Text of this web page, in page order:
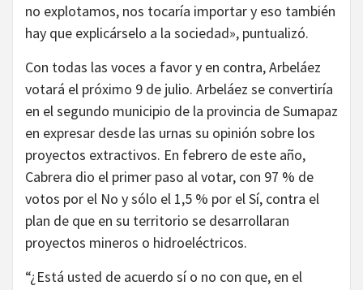
no explotamos, nos tocaría importar y eso también
hay que explicárselo a la sociedad», puntualizó.
Con todas las voces a favor y en contra, Arbeláez
votará el próximo 9 de julio. Arbeláez se convertiría
en el segundo municipio de la provincia de Sumapaz
en expresar desde las urnas su opinión sobre los
proyectos extractivos. En febrero de este año,
Cabrera dio el primer paso al votar, con 97 % de
votos por el No y sólo el 1,5 % por el Sí, contra el
plan de que en su territorio se desarrollaran
proyectos mineros o hidroeléctricos.
“¿Está usted de acuerdo sí o no con que, en el